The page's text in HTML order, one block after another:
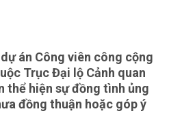
án Công viên công cộng
Trục Đại lộ Cảnh quan
thể hiện sự đồng tình ủng
đồng thuận hoặc góp ý